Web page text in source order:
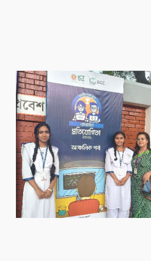
‌গৌর‌বের অর্জন
‌গৌর‌বের অর্জন